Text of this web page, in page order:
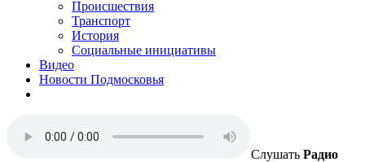
Происшествия
Транспорт
История
Социальные инициативы
Видео
Новости Подмосковья
Слушать Радио